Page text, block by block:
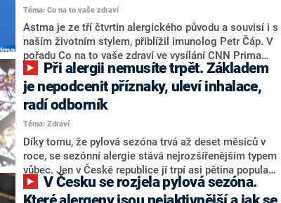
Téma: Co na to vaše zdraví
Astma je ze tří čtvrtin alergického původu a souvisí i s
naším životním stylem, přiblížil imunolog Petr Čáp. V
pořadu Co na to vaše zdraví ve vysílání CNN Prima
NEWS také vysvětlil možné příčiny vzniku limitující
dušnosti.
je nepodcenit příznaky, uleví inhalace,
radí odborník
Téma: Zdraví
Díky tomu, že pylová sezóna trvá až deset měsíců v
roce, se sezónní alergie stává nejrozšířenějším typem
vůbec. Jen v České republice jí trpí asi pětina populace
a počet lidí, které trápí alergická rýma, každoročně
stoupá. Nejvíce jsou přitom postiženy děti. Účinným